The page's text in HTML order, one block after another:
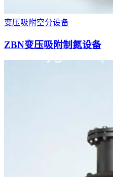
变压吸附空分设备
ZBN变压吸附制氮设备